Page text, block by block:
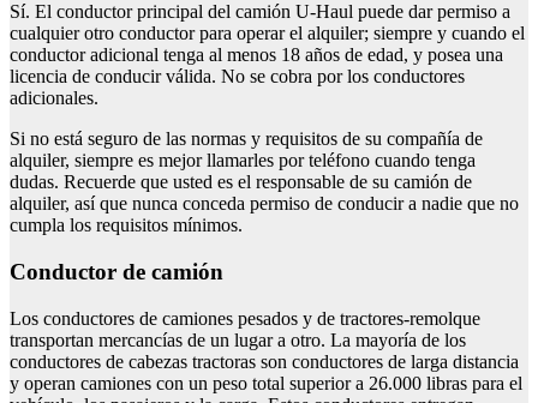
Sí. El conductor principal del camión U-Haul puede dar permiso a
cualquier otro conductor para operar el alquiler; siempre y cuando el
conductor adicional tenga al menos 18 años de edad, y posea una
licencia de conducir válida. No se cobra por los conductores
adicionales.
Si no está seguro de las normas y requisitos de su compañía de
alquiler, siempre es mejor llamarles por teléfono cuando tenga
dudas. Recuerde que usted es el responsable de su camión de
alquiler, así que nunca conceda permiso de conducir a nadie que no
cumpla los requisitos mínimos.
Conductor de camión
Los conductores de camiones pesados y de tractores-remolque
transportan mercancías de un lugar a otro. La mayoría de los
conductores de cabezas tractoras son conductores de larga distancia
y operan camiones con un peso total superior a 26.000 libras para el